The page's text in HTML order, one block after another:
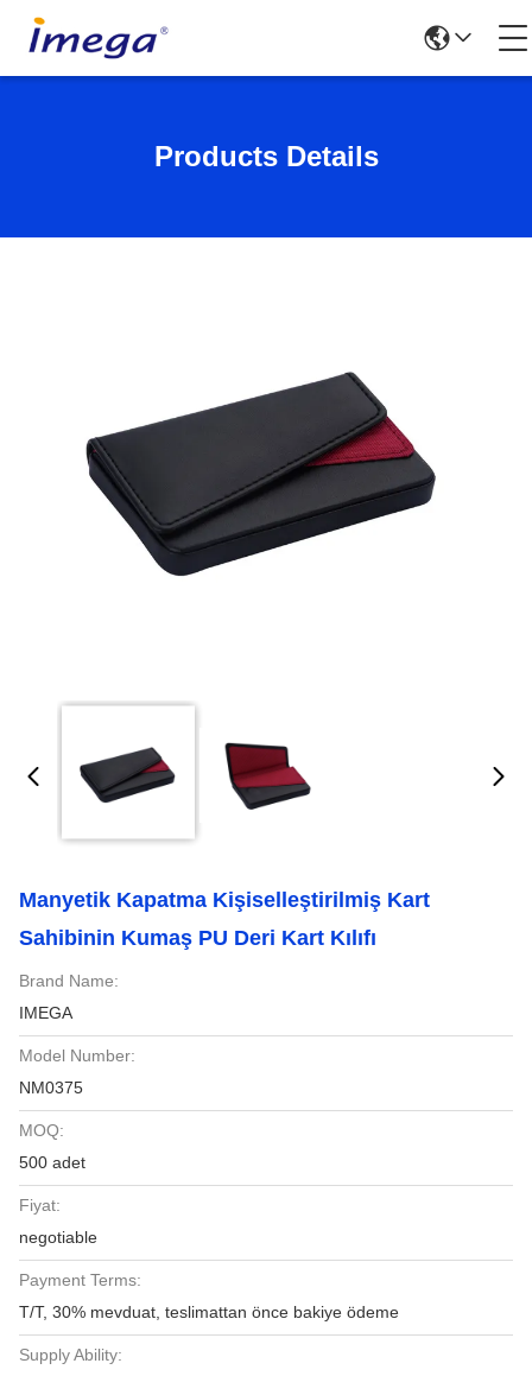
Products Details
Manyetik Kapatma Kişiselleştirilmiş Kart
Sahibinin Kumaş PU Deri Kart Kılıfı
Brand Name:
IMEGA
Model Number:
NM0375
MOQ:
500 adet
Fiyat:
negotiable
Payment Terms:
T/T, 30% mevduat, teslimattan önce bakiye ödeme
Supply Ability: